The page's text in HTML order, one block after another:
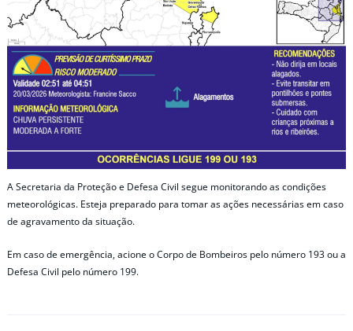
A Secretaria da Proteção e Defesa Civil segue monitorando as condições
meteorológicas. Esteja preparado para tomar as ações necessárias em caso
de agravamento da situação.
Em caso de emergência, acione o Corpo de Bombeiros pelo número 193 ou a
Defesa Civil pelo número 199.